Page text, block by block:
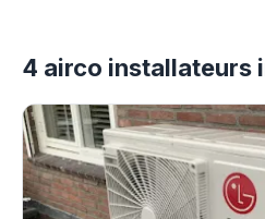
4 airco installateurs